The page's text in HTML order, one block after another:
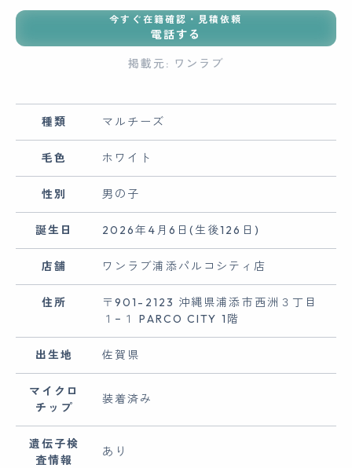
今すぐ在籍確認・見積依頼
電話する
掲載元: ワンラブ
種類 マルチーズ
毛色 ホワイト
性別 男の子
誕生日 2026年4月6日(生後126日)
店舗 ワンラブ浦添パルコシティ店
住所
〒901-2123 沖縄県浦添市西洲３丁目
１−１ PARCO CITY 1階
出生地 佐賀県
マイクロ
チップ
装着済み
遺伝子検
査情報
あり